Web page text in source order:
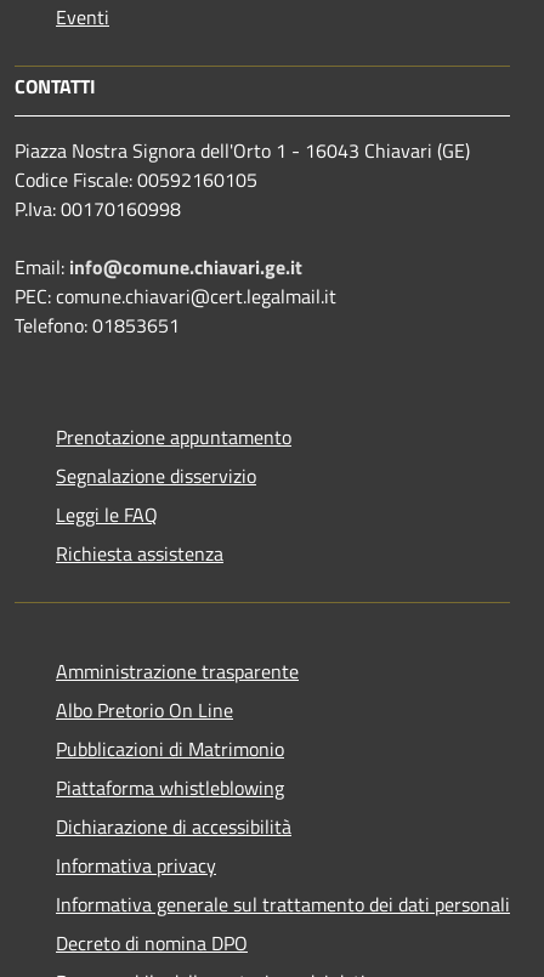
Eventi
CONTATTI
Piazza Nostra Signora dell'Orto 1 - 16043 Chiavari (GE)
Codice Fiscale: 00592160105
P.Iva: 00170160998
Email: info@comune.chiavari.ge.it
PEC: comune.chiavari@cert.legalmail.it
Telefono: 01853651
Prenotazione appuntamento
Segnalazione disservizio
Leggi le FAQ
Richiesta assistenza
Amministrazione trasparente
Albo Pretorio On Line
Pubblicazioni di Matrimonio
Piattaforma whistleblowing
Dichiarazione di accessibilità
Informativa privacy
Informativa generale sul trattamento dei dati personali
Decreto di nomina DPO